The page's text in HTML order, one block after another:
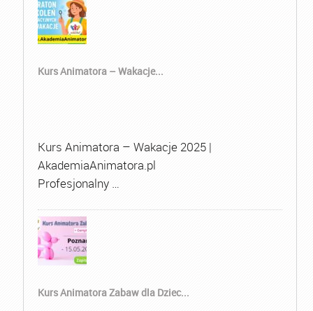
Kurs Animatora – Wakacje...
Kurs Animatora – Wakacje 2025 |
AkademiaAnimatora.pl
Profesjonalny …
Kurs Animatora Zabaw dla Dziec...